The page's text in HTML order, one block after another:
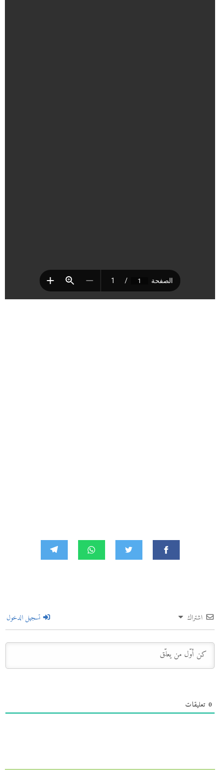
اشتراك تسجيل الدخول
0 تعليقات